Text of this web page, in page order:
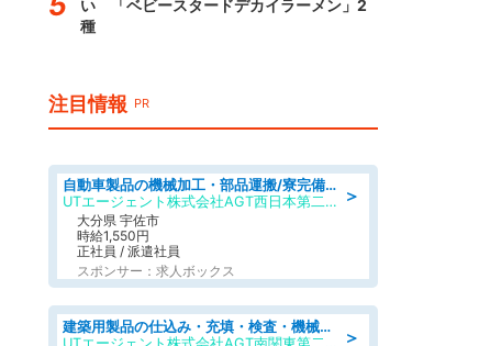
い 「ベビースタードデカイラーメン」2
種
注目情報 PR
＞
自動車製品の機械加工・部品運搬/寮完備/日払い/工場・製造
UTエージェント株式会社AGT西日本第二CU
大分県 宇佐市
時給1,550円
正社員 / 派遣社員
スポンサー：求人ボックス
＞
建築用製品の仕込み・充填・検査・機械操作/寮完備/日払い/工場・製造